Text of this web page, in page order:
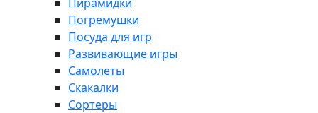
Погремушки
Посуда для игр
Развивающие игры
Самолеты
Скакалки
Сортеры